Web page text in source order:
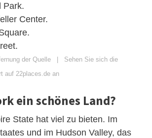
Park.
Center.
der Quelle | Sehen Sie sich die
auf 22places.de an
ein schönes Land?
State hat viel zu bieten. Im
und im Hudson Valley, das